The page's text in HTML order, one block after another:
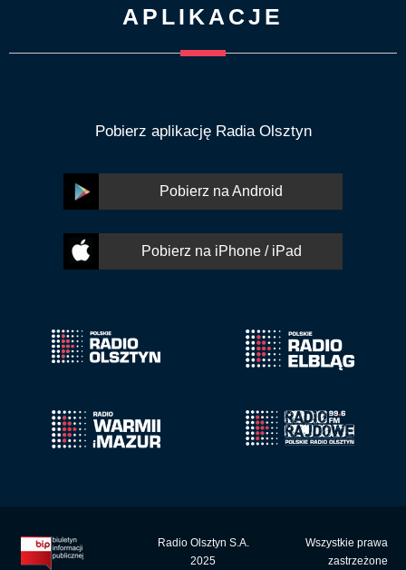
APLIKACJE
Pobierz aplikację Radia Olsztyn
Pobierz na Android
Pobierz na iPhone / iPad
Radio Olsztyn S.A.
2025
Wszystkie prawa
zastrzeżone